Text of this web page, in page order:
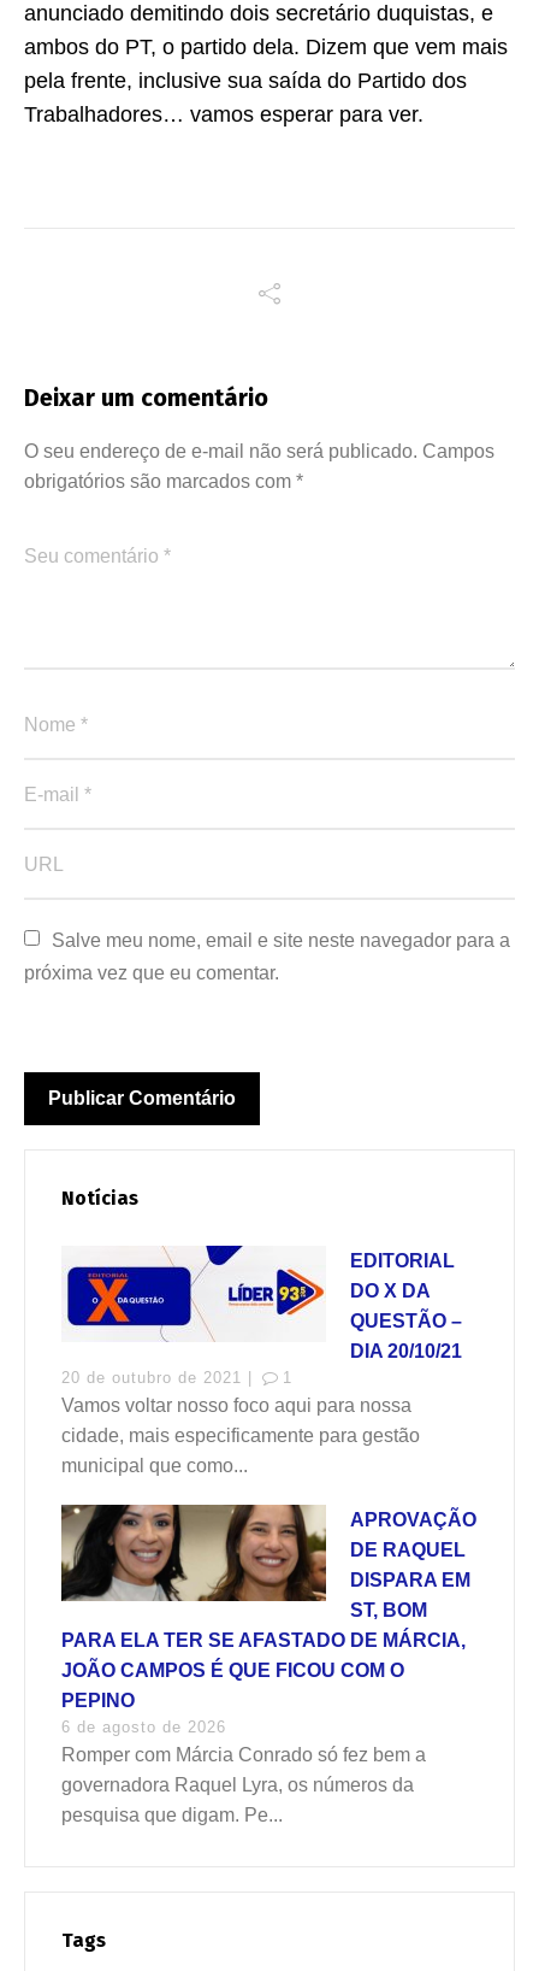
anunciado demitindo dois secretário duquistas, e
ambos do PT, o partido dela. Dizem que vem mais
pela frente, inclusive sua saída do Partido dos
Trabalhadores… vamos esperar para ver.
Deixar um comentário
O seu endereço de e-mail não será publicado. Campos
obrigatórios são marcados com *
Salve meu nome, email e site neste navegador para a
próxima vez que eu comentar.
Notícias
EDITORIAL
DO X DA
QUESTÃO –
DIA 20/10/21
20 de outubro de 2021 | 1
Vamos voltar nosso foco aqui para nossa
cidade, mais especificamente para gestão
municipal que como...
APROVAÇÃO
DE RAQUEL
DISPARA EM
ST, BOM
PARA ELA TER SE AFASTADO DE MÁRCIA,
JOÃO CAMPOS É QUE FICOU COM O
PEPINO
6 de agosto de 2026
Romper com Márcia Conrado só fez bem a
governadora Raquel Lyra, os números da
pesquisa que digam. Pe...
Tags